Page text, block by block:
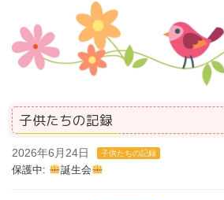
子供たちの記録
2026年6月24日 子供たちの記録
保護中: 誕生会